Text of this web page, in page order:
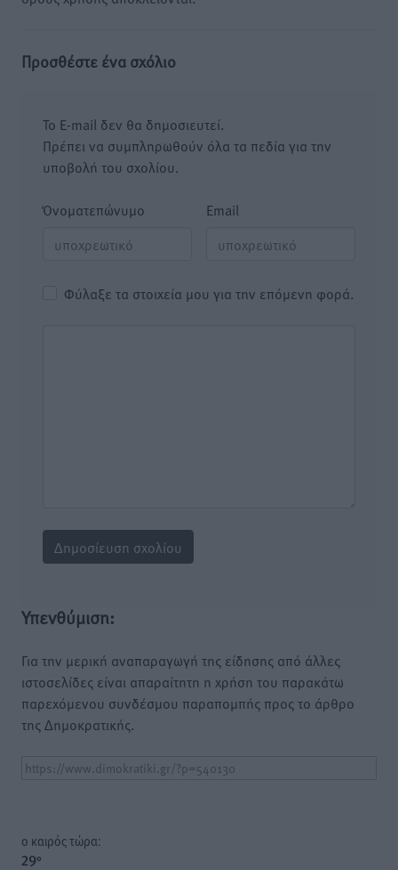
Προσθέστε ένα σχόλιο
Το E-mail δεν θα δημοσιευτεί.
Πρέπει να συμπληρωθούν όλα τα πεδία για την
υποβολή του σχολίου.
Όνοματεπώνυμο Email
Φύλαξε τα στοιχεία μου για την επόμενη φορά.
Υπενθύμιση:
Για την μερική αναπαραγωγή της είδησης από άλλες
ιστοσελίδες είναι απαραίτητη η χρήση του παρακάτω
παρεχόμενου συνδέσμου παραπομπής προς το άρθρο
της Δημοκρατικής.
o καιρός τώρα:
29°